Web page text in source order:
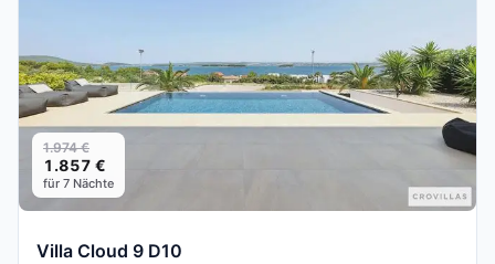
1.974 €
1.857 €
für 7 Nächte
Villa Cloud 9 D10